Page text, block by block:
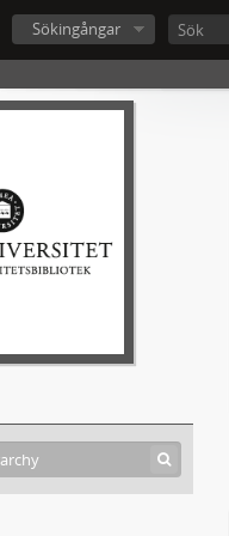
Sökingångar